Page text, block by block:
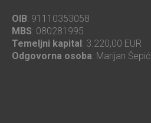
OIB: 91110353058
MBS: 080281995
Temeljni kapital: 3.220,00 EUR
Odgovorna osoba: Marijan Šepić